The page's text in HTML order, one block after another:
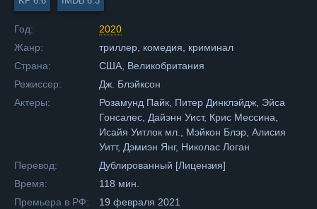
Год:
2020
Жанр:
триллер, комедия, криминал
Страна:
США, Великобритания
Режиссер:
Дж. Блэйксон
Актеры:
Розамунд Пайк, Питер Динклэйдж, Эйса
Гонсалес, Дайэнн Уист, Крис Мессина,
Исайя Уитлок мл., Мэйкон Блэр, Алисия
Уитт, Дэмиэн Янг, Николас Логан
Перевод:
Дублированный [Лицензия]
Время:
118 мин.
Премьера в РФ:
19 февраля 2021